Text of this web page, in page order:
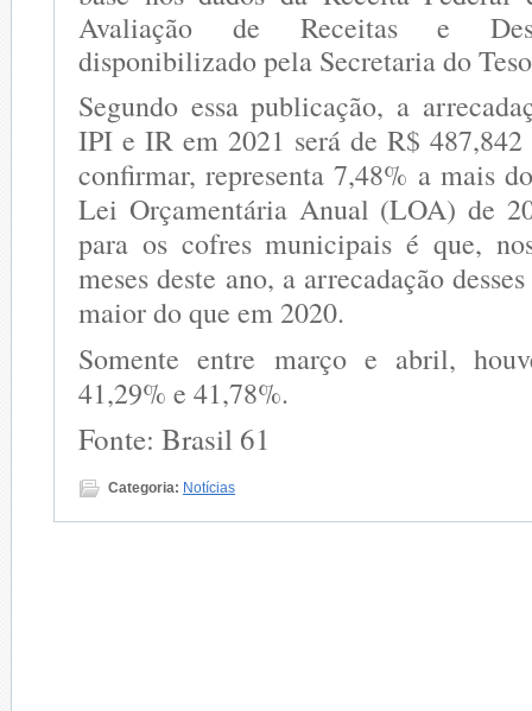
Avaliação de Receitas e
disponibilizado pela Secretaria do
Segundo essa publicação, a
IPI e IR em 2021 será de R$ 487,842
confirmar, representa 7,48% a mais
Lei Orçamentária Anual (LOA) de
para os cofres municipais é que,
meses deste ano, a arrecadação
maior do que em 2020.
Somente entre março e abril,
41,29% e 41,78%.
Fonte: Brasil 61
Categoria: Notícias